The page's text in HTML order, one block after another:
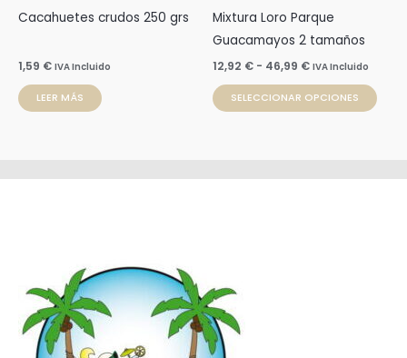
Cacahuetes crudos 250 grs
1,59 € IVA Incluido
LEER MÁS
Mixtura Loro Parque
Guacamayos 2 tamaños
12,92 € - 46,99 € IVA Incluido
SELECCIONAR OPCIONES